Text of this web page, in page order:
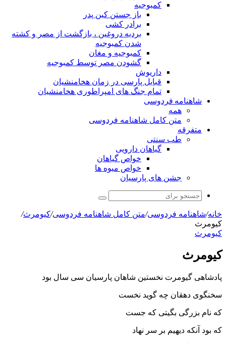
کمبوجیه
باز جستن کین پدر
برادر کشی
بردیه دروغین ، بازگشت از مصر و کشته
شدن کمبوجیه
کمبوجیه و مغان
گشودن مصر توسط کمبوجیه
داریوش
قبایل پارسی در زمان هخامنشیان
تمام جنگ های امپراطوری هخامنشیان
شاهنامه فردوسی
همه
متن کامل شاهنامه فردوسی
متفرقه
طب سنتی
گیاهان دارویی
خواص گیاهان
خواص میوه ها
جشن های پارسیان
جستجو
برای
خانه/شاهنامه فردوسی/متن کامل شاهنامه فردوسی/كيومرث/
کیومرث
كيومرث
کیومرث
پادشاهى گیومرت نخستین شاهان پارسیان سى سال بود
سخن‏گوى دهقان چه گوید نخست
که نام بزرگى بگیتى که جست‏
که بود آنکه دیهیم بر سر نهاد